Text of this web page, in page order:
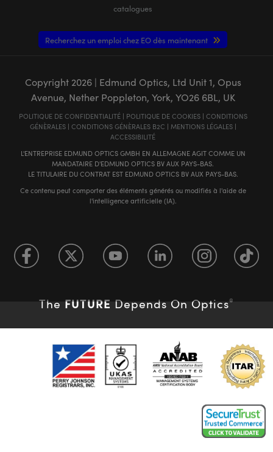
catalogues
Recherchez un emploi chez EO dès maintenant
Copyright 2026| Edmund Optics, Ltd Unit 1, Opus
Avenue, Nether Poppleton, York, YO26 6BL, UK
POLITIQUE DE CONFIDENTIALITÉ| POLITIQUE DE COOKIES| CONDITIONS
GÉNÈRALES| CONDITIONS GÉNÈRALES B2C | MENTIONS LÉGALES|
ACCESSIBILITÉ
L'ENTREPRISE EDMUND OPTICS GMBH EN ALLEMAGNE AGIT COMME UN
MANDATAIRE D'EDMUND OPTICS BV AUX PAYS-BAS.
LE TITULAIRE DU CONTRAT EST EDMUND OPTICS BV AUX PAYS-BAS.
Ce contenu peut comporter des éléments générés ou modifiés à l'aide de
l'intelligence artificielle (IA).
The FUTURE Depends On Optics®